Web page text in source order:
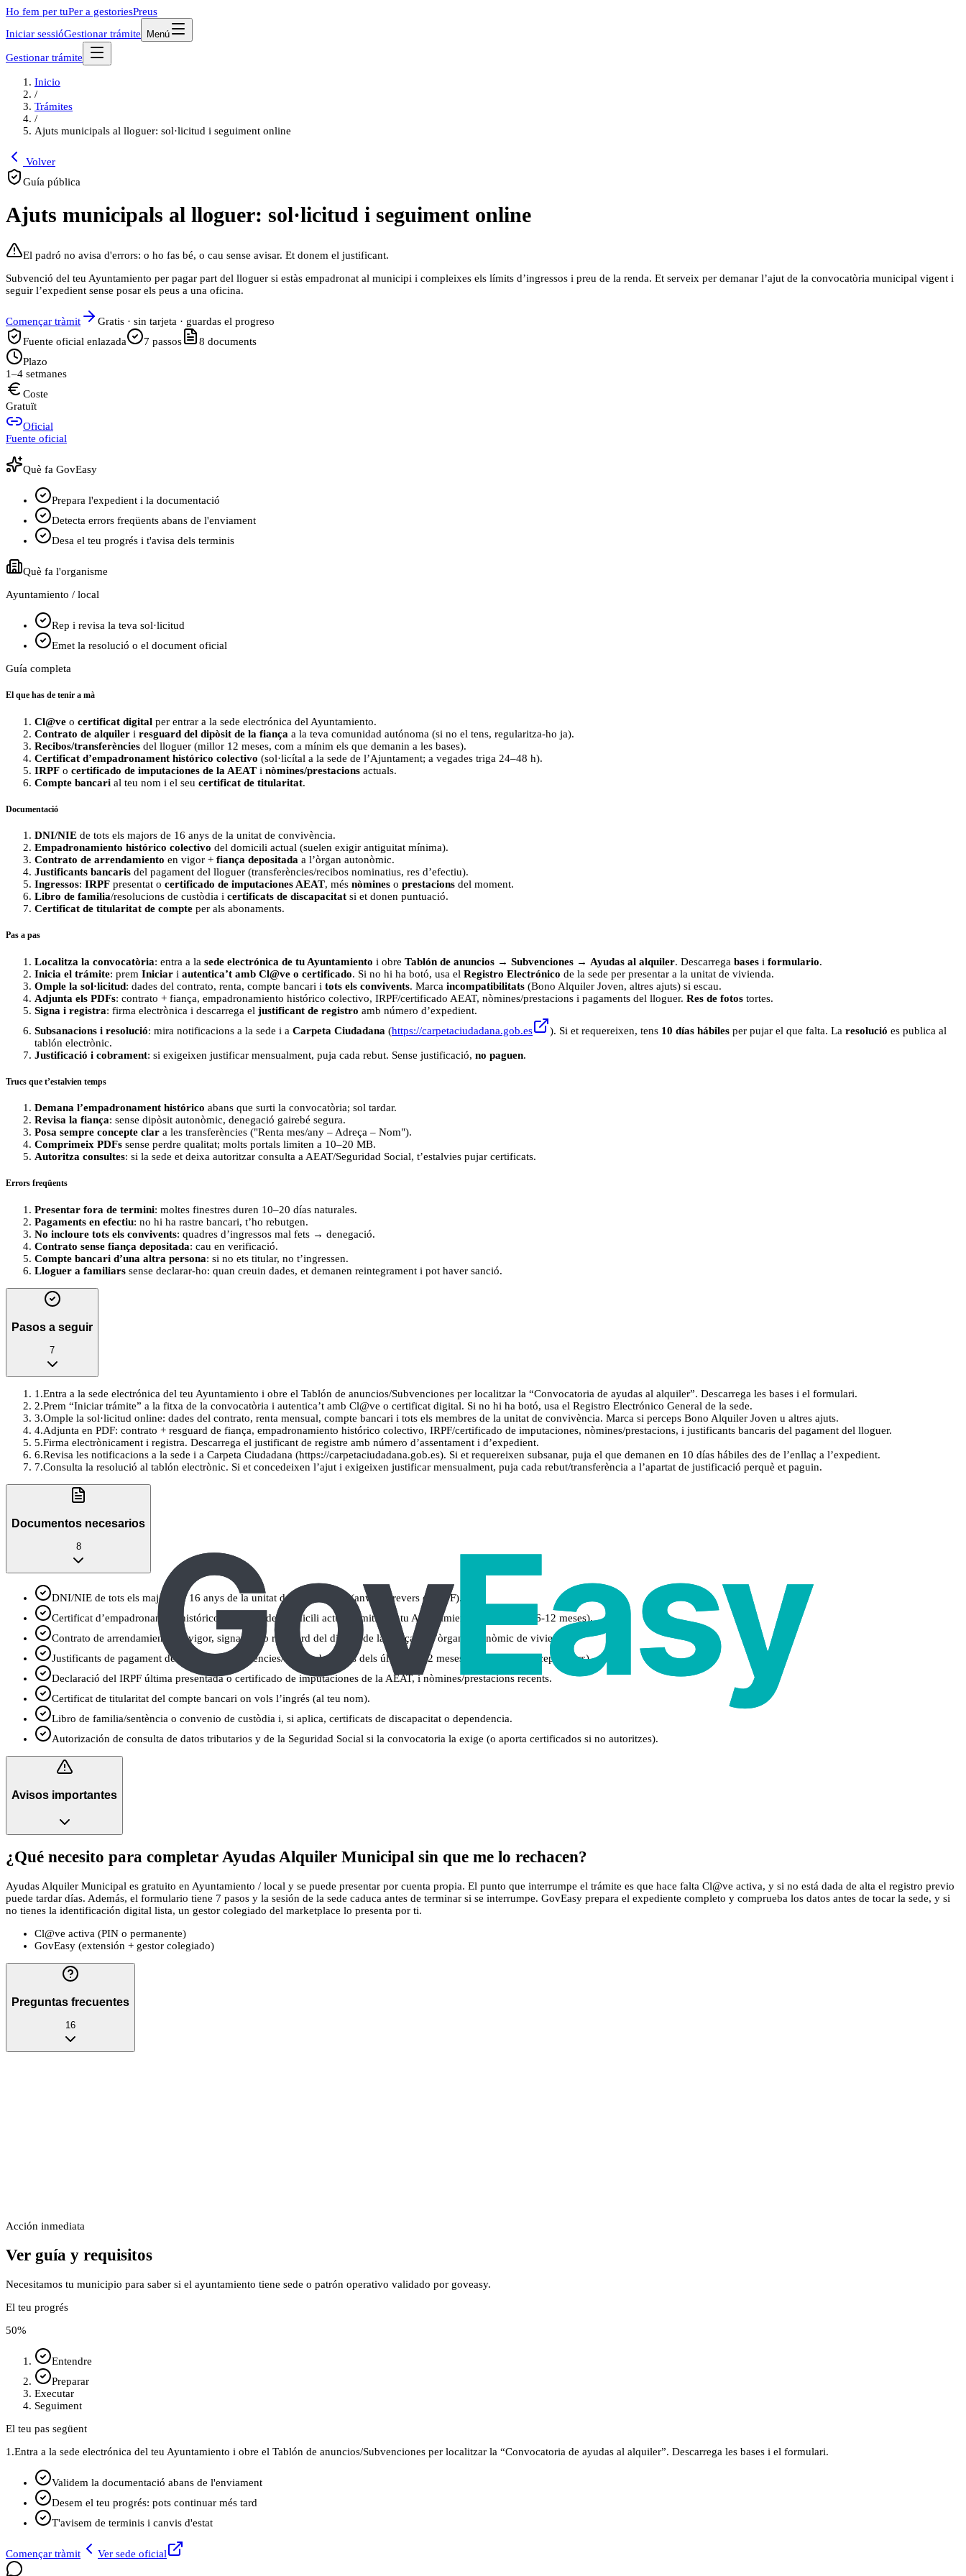
Ho fem per tuPer a gestoriesPreus
Iniciar sessióGestionar trámite Menú
Gestionar trámite
Inicio
/
Trámites
/
Ajuts municipals al lloguer: sol·licitud i seguiment online
Volver
Guía pública
Ajuts municipals al lloguer: sol·licitud i seguiment online
El padró no avisa d'errors: o ho fas bé, o cau sense avisar. Et donem el justificant.
Subvenció del teu Ayuntamiento per pagar part del lloguer si estàs empadronat al municipi i compleixes els límits d’ingressos i preu de la renda. Et serveix per demanar l’ajut de la convocatòria municipal vigent i
seguir l’expedient sense posar els peus a una oficina.
Començar tràmit
Gratis · sin tarjeta · guardas el progreso
Fuente oficial enlazada
7 passos 8 documents
Plazo
1–4 setmanes
Coste
Gratuït
Oficial
Fuente oficial
Què fa GovEasy
Prepara l'expedient i la documentació
Detecta errors freqüents abans de l'enviament
Desa el teu progrés i t'avisa dels terminis
Què fa l'organisme
Ayuntamiento / local
Rep i revisa la teva sol·licitud
Emet la resolució o el document oficial
Guía completa
El que has de tenir a mà
Cl@ve o certificat digital per entrar a la sede electrónica del Ayuntamiento.
Contrato de alquiler i resguard del dipòsit de la fiança a la teva comunidad autónoma (si no el tens, regularitza-ho ja).
Recibos/transferències del lloguer (millor 12 meses, com a mínim els que demanin a les bases).
Certificat d’empadronament histórico colectivo (sol·licítal a la sede de l’Ajuntament; a vegades triga 24–48 h).
IRPF o certificado de imputaciones de la AEAT i nòmines/prestacions actuals.
Compte bancari al teu nom i el seu certificat de titularitat.
Documentació
DNI/NIE de tots els majors de 16 anys de la unitat de convivència.
Empadronamiento histórico colectivo del domicili actual (suelen exigir antiguitat mínima).
Contrato de arrendamiento en vigor + fiança depositada a l’òrgan autonòmic.
Justificants bancaris del pagament del lloguer (transferències/recibos nominatius, res d’efectiu).
Ingressos: IRPF presentat o certificado de imputaciones AEAT, més nòmines o prestacions del moment.
Libro de familia/resolucions de custòdia i certificats de discapacitat si et donen puntuació.
Certificat de titularitat de compte per als abonaments.
Pas a pas
Localitza la convocatòria: entra a la sede electrónica de tu Ayuntamiento i obre Tablón de anuncios → Subvenciones → Ayudas al alquiler. Descarrega bases i formulario.
Inicia el trámite: prem Iniciar i autentica’t amb Cl@ve o certificado. Si no hi ha botó, usa el Registro Electrónico de la sede per presentar a la unitat de vivienda.
Omple la sol·licitud: dades del contrato, renta, compte bancari i tots els convivents. Marca incompatibilitats (Bono Alquiler Joven, altres ajuts) si escau.
Adjunta els PDFs: contrato + fiança, empadronamiento histórico colectivo, IRPF/certificado AEAT, nòmines/prestacions i pagaments del lloguer. Res de fotos tortes.
Signa i registra: firma electrònica i descarrega el justificant de registro amb número d’expedient.
Subsanacions i resolució: mira notificacions a la sede i a Carpeta Ciudadana (https://carpetaciudadana.gob.es ). Si et requereixen, tens 10 días hábiles per pujar el que falta. La resolució es publica al
tablón electrònic.
Justificació i cobrament: si exigeixen justificar mensualment, puja cada rebut. Sense justificació, no paguen.
Trucs que t’estalvien temps
Demana l’empadronament histórico abans que surti la convocatòria; sol tardar.
Revisa la fiança: sense dipòsit autonòmic, denegació gairebé segura.
Posa sempre concepte clar a les transferències ("Renta mes/any – Adreça – Nom").
Comprimeix PDFs sense perdre qualitat; molts portals limiten a 10–20 MB.
Autoritza consultes: si la sede et deixa autoritzar consulta a AEAT/Seguridad Social, t’estalvies pujar certificats.
Errors freqüents
Presentar fora de termini: moltes finestres duren 10–20 días naturales.
Pagaments en efectiu: no hi ha rastre bancari, t’ho rebutgen.
No incloure tots els convivents: quadres d’ingressos mal fets → denegació.
Contrato sense fiança depositada: cau en verificació.
Compte bancari d’una altra persona: si no ets titular, no t’ingressen.
Lloguer a familiars sense declarar-ho: quan creuin dades, et demanen reintegrament i pot haver sanció.
Pasos a seguir
7
1 .Entra a la sede electrónica del teu Ayuntamiento i obre el Tablón de anuncios/Subvenciones per localitzar la “Convocatoria de ayudas al alquiler”. Descarrega les bases i el formulari.
2.Prem “Iniciar trámite” a la fitxa de la convocatòria i autentica’t amb Cl@ve o certificat digital. Si no hi ha botó, usa el Registro Electrónico General de la sede.
3.Omple la sol·licitud online: dades del contrato, renta mensual, compte bancari i tots els membres de la unitat de convivència. Marca si perceps Bono Alquiler Joven u altres ajuts.
4.Adjunta en PDF: contrato + resguard de fiança, empadronamiento histórico colectivo, IRPF/certificado de imputaciones, nòmines/prestacions, i justificants bancaris del pagament del lloguer.
5.Firma electrònicament i registra. Descarrega el justificant de registre amb número d’assentament i d’expedient.
6.Revisa les notificacions a la sede i a Carpeta Ciudadana (https://carpetaciudadana.gob.es). Si et requereixen subsanar, puja el que demanen en 10 días hábiles des de l’enllaç a l’expedient.
7.Consulta la resolució al tablón electrònic. Si et concedeixen l’ajut i exigeixen justificar mensualment, puja cada rebut/transferència a l’apartat de justificació perquè et paguin.
Documentos necesarios
8
DNI/NIE de tots els majors de 16 anys de la unitat de convivència (anvers i revers en PDF).
Certificat d’empadronament histórico colectivo del domicili actual (emitit per tu Ayuntamiento, solen exigir 6-12 meses).
Contrato de arrendamiento en vigor, signat, amb resguard del dipòsit de la fiança en l’òrgan autonòmic de vivienda.
Justificants de pagament del lloguer (transferències/recibos bancaris dels últims 6–12 meses amb noms i concepte clars).
Declaració del IRPF última presentada o certificado de imputaciones de la AEAT, i nòmines/prestacions recents.
Certificat de titularitat del compte bancari on vols l’ingrés (al teu nom).
Libro de familia/sentència o convenio de custòdia i, si aplica, certificats de discapacitat o dependencia.
Autorización de consulta de datos tributarios y de la Seguridad Social si la convocatoria la exige (o aporta certificados si no autoritzes).
Avisos importantes
¿Qué necesito para completar Ayudas Alquiler Municipal sin que me lo rechacen?
Ayudas Alquiler Municipal es gratuito en Ayuntamiento / local y se puede presentar por cuenta propia. El punto que interrumpe el trámite es que hace falta Cl@ve activa, y si no está dada de alta el registro previo
puede tardar días. Además, el formulario tiene 7 pasos y la sesión de la sede caduca antes de terminar si se interrumpe. GovEasy prepara el expediente completo y comprueba los datos antes de tocar la sede, y si
no tienes la identificación digital lista, un gestor colegiado del marketplace lo presenta por ti.
Cl@ve activa (PIN o permanente)
GovEasy (extensión + gestor colegiado)
Preguntas frecuentes
16
Acción inmediata
Ver guía y requisitos
Necesitamos tu municipio para saber si el ayuntamiento tiene sede o patrón operativo validado por goveasy.
El teu progrés
50%
Entendre
Preparar
Executar
Seguiment
El teu pas següent
1.Entra a la sede electrónica del teu Ayuntamiento i obre el Tablón de anuncios/Subvenciones per localitzar la “Convocatoria de ayudas al alquiler”. Descarrega les bases i el formulari.
Validem la documentació abans de l'enviament
Desem el teu progrés: pots continuar més tard
T'avisem de terminis i canvis d'estat
Començar tràmit Ver sede oficial